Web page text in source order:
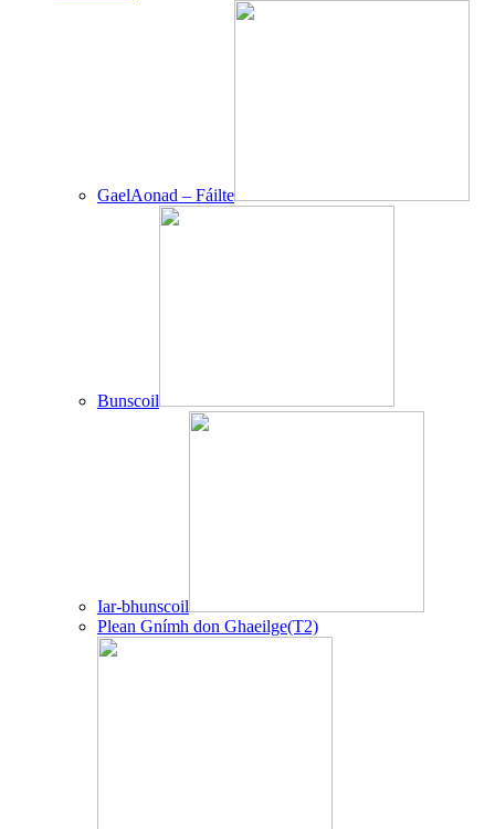
GaelAonad – Fáilte
Bunscoil
Iar-bhunscoil
Plean Gnímh don Ghaeilge(T2)